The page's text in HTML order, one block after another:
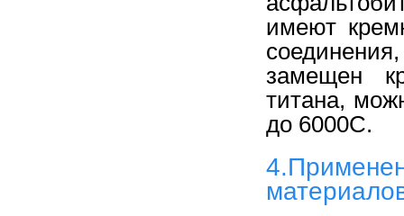
имеют
замещен
титана,
до 6000С.